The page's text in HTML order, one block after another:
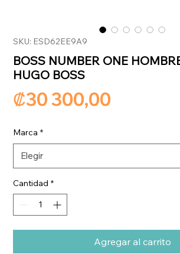
SKU: ESD62EE9A9
BOSS NUMBER ONE
HUGO BOSS
₡30 300,00
Marca *
Cantidad *
Agregar al carrito